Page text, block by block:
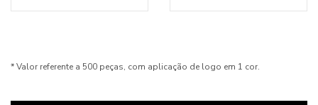
* Valor referente a 500 peças, com aplicação de logo em 1 cor.